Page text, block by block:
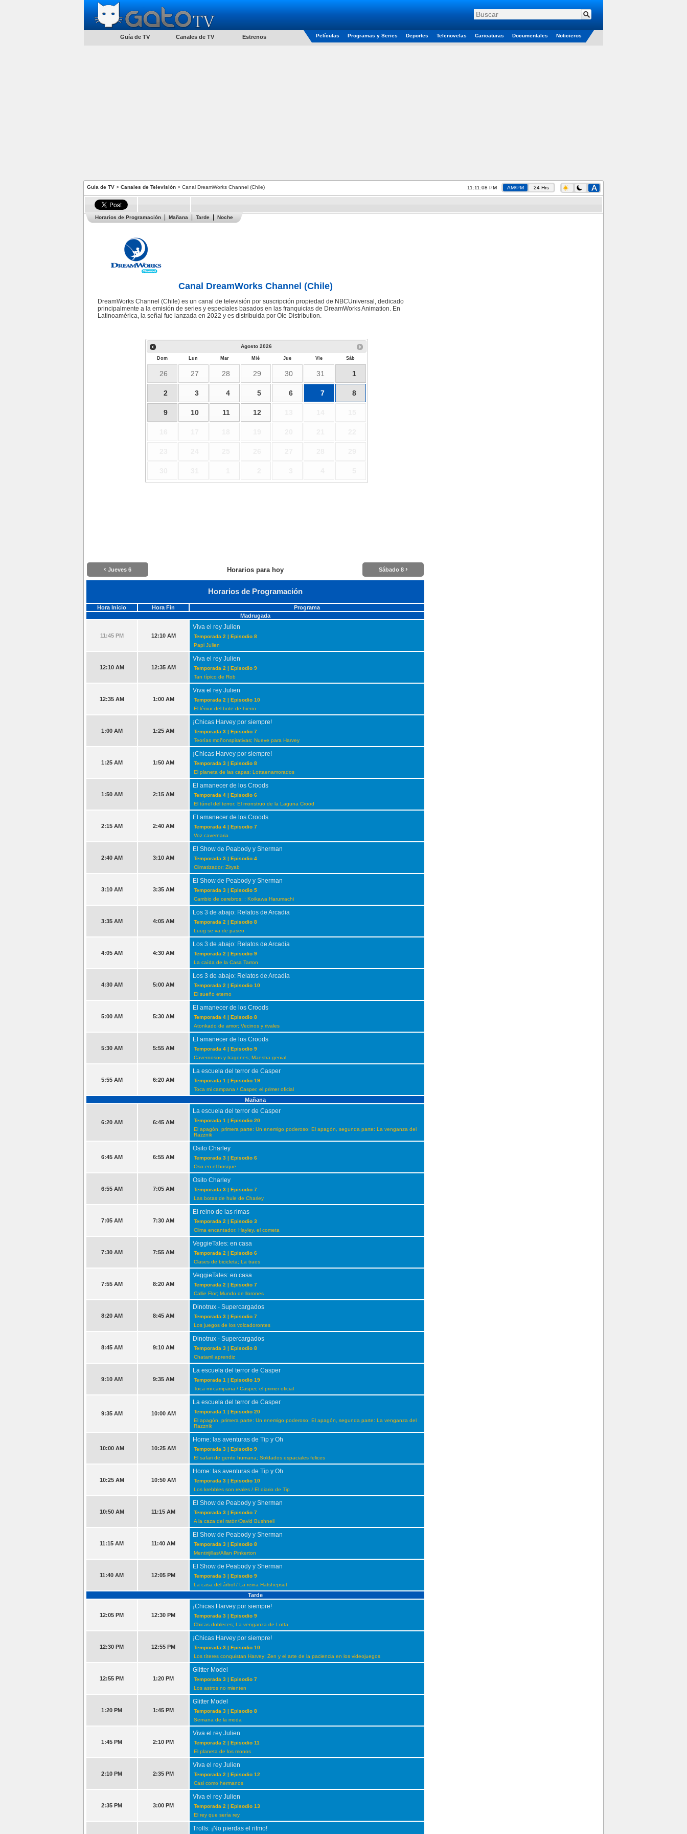
Guía de TV Canales de TV Estrenos Películas Programas y Series Deportes Telenovelas Caricaturas Documentales Noticieros
Guía de TV > Canales de Televisión > Canal DreamWorks Channel (Chile) 11:11:09 PM AM/PM 24 Hrs
Horarios de Programación Mañana Tarde Noche
Canal DreamWorks Channel (Chile)
DreamWorks Channel (Chile) es un canal de televisión por suscripción propiedad de NBCUniversal, dedicado
principalmente a la emisión de series y especiales basados en las franquicias de DreamWorks Animation. En
Latinoamérica, la señal fue lanzada en 2022 y es distribuida por Ole Distribution.
Agosto 2026
Dom Lun Mar Mié Jue Vie Sáb
26 27 28 29 30 31 1
2 3 4 5 6 7 8
9 10 11 12
‹ Jueves 6 Horarios para hoy Sábado 8 ›
Horarios de Programación
Hora Inicio Hora Fin
Programa
Madrugada
11:45 PM 12:10 AM
Viva el rey Julien
Temporada 2 | Episodio 8
Papi Julien
12:10 AM 12:35 AM
Viva el rey Julien
Temporada 2 | Episodio 9
Tan típico de Rob
12:35 AM 1:00 AM
Viva el rey Julien
Temporada 2 | Episodio 10
El lémur del bote de hierro
1:00 AM 1:25 AM
¡Chicas Harvey por siempre!
Temporada 3 | Episodio 7
Teorías moñonspirativas; Nueve para Harvey
1:25 AM 1:50 AM
¡Chicas Harvey por siempre!
Temporada 3 | Episodio 8
El planeta de las capas; Lottaenamorados
1:50 AM 2:15 AM
El amanecer de los Croods
Temporada 4 | Episodio 6
El túnel del terror; El monstruo de la Laguna Crood
2:15 AM 2:40 AM
El amanecer de los Croods
Temporada 4 | Episodio 7
Voz cavernaria
2:40 AM 3:10 AM
El Show de Peabody y Sherman
Temporada 3 | Episodio 4
Climatizador; Ziryab
3:10 AM 3:35 AM
El Show de Peabody y Sherman
Temporada 3 | Episodio 5
Cambio de cerebros; ; Koikawa Harumachi
3:35 AM 4:05 AM
Los 3 de abajo: Relatos de Arcadia
Temporada 2 | Episodio 8
Luug se va de paseo
4:05 AM 4:30 AM
Los 3 de abajo: Relatos de Arcadia
Temporada 2 | Episodio 9
La caída de la Casa Tarron
4:30 AM 5:00 AM
Los 3 de abajo: Relatos de Arcadia
Temporada 2 | Episodio 10
El sueño eterno
5:00 AM 5:30 AM
El amanecer de los Croods
Temporada 4 | Episodio 8
Atonkado de amor; Vecinos y rivales
5:30 AM 5:55 AM
El amanecer de los Croods
Temporada 4 | Episodio 9
Cavernosos y tragones; Maestra genial
5:55 AM 6:20 AM
La escuela del terror de Casper
Temporada 1 | Episodio 19
Toca mi campana / Casper, el primer oficial
Mañana
6:20 AM 6:45 AM
La escuela del terror de Casper
Temporada 1 | Episodio 20
El apagón, primera parte: Un enemigo poderoso; El apagón, segunda parte: La venganza del
Razznik
6:45 AM 6:55 AM
Osito Charley
Temporada 3 | Episodio 6
Oso en el bosque
6:55 AM 7:05 AM
Osito Charley
Temporada 3 | Episodio 7
Las botas de hule de Charley
7:05 AM 7:30 AM
El reino de las rimas
Temporada 2 | Episodio 3
Clima encantador; Hayley, el cometa
7:30 AM 7:55 AM
VeggieTales: en casa
Temporada 2 | Episodio 6
Clases de bicicleta; La traes
7:55 AM 8:20 AM
VeggieTales: en casa
Temporada 2 | Episodio 7
Callie Flor; Mundo de llorones
8:20 AM 8:45 AM
Dinotrux - Supercargados
Temporada 3 | Episodio 7
Los juegos de los volcadorontes
8:45 AM 9:10 AM
Dinotrux - Supercargados
Temporada 3 | Episodio 8
Chatarril aprendiz
9:10 AM 9:35 AM
La escuela del terror de Casper
Temporada 1 | Episodio 19
Toca mi campana / Casper, el primer oficial
9:35 AM 10:00 AM
La escuela del terror de Casper
Temporada 1 | Episodio 20
El apagón, primera parte: Un enemigo poderoso; El apagón, segunda parte: La venganza del
Razznik
10:00 AM 10:25 AM
Home: las aventuras de Tip y Oh
Temporada 3 | Episodio 9
El safari de gente humana; Soldados espaciales felices
10:25 AM 10:50 AM
Home: las aventuras de Tip y Oh
Temporada 3 | Episodio 10
Los krebbles son reales / El diario de Tip
10:50 AM 11:15 AM
El Show de Peabody y Sherman
Temporada 3 | Episodio 7
A la caza del ratón/David Bushnell
11:15 AM 11:40 AM
El Show de Peabody y Sherman
Temporada 3 | Episodio 8
Mentirijillas/Allan Pinkerton
11:40 AM 12:05 PM
El Show de Peabody y Sherman
Temporada 3 | Episodio 9
La casa del árbol / La reina Hatshepsut
Tarde
12:05 PM 12:30 PM
¡Chicas Harvey por siempre!
Temporada 3 | Episodio 9
Chicas dobleces; La venganza de Lotta
12:30 PM 12:55 PM
¡Chicas Harvey por siempre!
Temporada 3 | Episodio 10
Los títeres conquistan Harvey; Zen y el arte de la paciencia en los videojuegos
12:55 PM 1:20 PM
Glitter Model
Temporada 3 | Episodio 7
Los astros no mienten
1:20 PM 1:45 PM
Glitter Model
Temporada 3 | Episodio 8
Semana de la moda
1:45 PM 2:10 PM
Viva el rey Julien
Temporada 2 | Episodio 11
El planeta de los monos
2:10 PM 2:35 PM
Viva el rey Julien
Temporada 2 | Episodio 12
Casi como hermanos
2:35 PM 3:00 PM
Viva el rey Julien
Temporada 2 | Episodio 13
El rey que sería rey
Trolls: ¡No pierdas el ritmo!